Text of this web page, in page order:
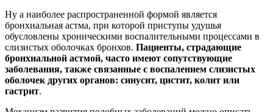
Ну а наиболее распространенной формой является
бронхиальная астма, при которой приступы удушья
обусловлены хроническими воспалительными процессами в
слизистых оболочках бронхов. Пациенты, страдающие
бронхиальной астмой, часто имеют сопутствующие
заболевания, также связанные с воспалением слизистых
оболочек других органов: синусит, цистит, колит или
гастрит.